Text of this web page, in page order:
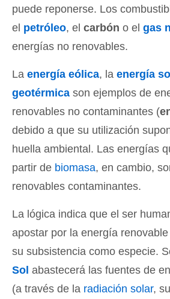
puede reponerse. Los
el petróleo, el carbón o el gas
energías no renovables.
La energía eólica, la energía
geotérmica son ejemplos de
renovables no contaminantes (
debido a que su utilización
huella ambiental. Las energías
partir de biomasa, en cambio,
renovables contaminantes.
La lógica indica que el ser
apostar por la energía
su subsistencia como especie.
Sol abastecerá las fuentes de
(a través de la radiación solar,